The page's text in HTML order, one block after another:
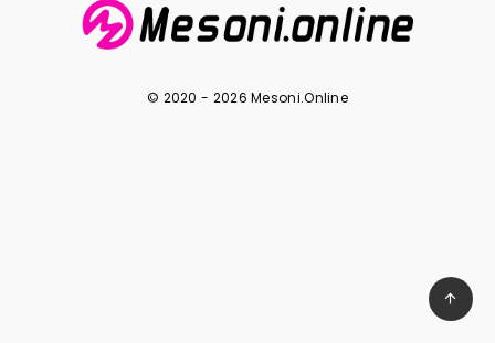
© 2020 - 2026 Mesoni.Online